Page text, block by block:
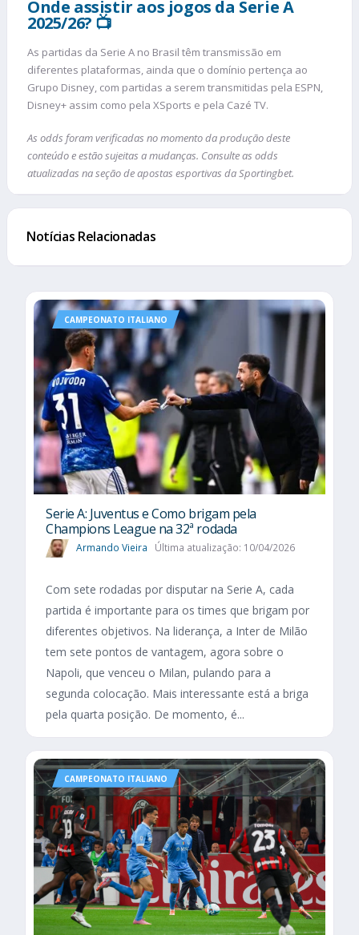
Onde assistir aos jogos da Serie A
2025/26? 📺
As partidas da Serie A no Brasil têm transmissão em
diferentes plataformas, ainda que o domínio pertença ao
Grupo Disney, com partidas a serem transmitidas pela ESPN,
Disney+ assim como pela XSports e pela Cazé TV.
As odds foram verificadas no momento da produção deste
conteúdo e estão sujeitas a mudanças. Consulte as odds
atualizadas na seção de apostas esportivas da Sportingbet.
Notícias Relacionadas
CAMPEONATO ITALIANO
Serie A: Juventus e Como brigam pela
Champions League na 32ª rodada
Armando Vieira Última atualização: 10/04/2026
Com sete rodadas por disputar na Serie A, cada
partida é importante para os times que brigam por
diferentes objetivos. Na liderança, a Inter de Milão
tem sete pontos de vantagem, agora sobre o
Napoli, que venceu o Milan, pulando para a
segunda colocação. Mais interessante está a briga
pela quarta posição. De momento, é...
CAMPEONATO ITALIANO